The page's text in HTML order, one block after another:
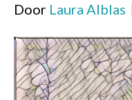
Door Laura Alblas